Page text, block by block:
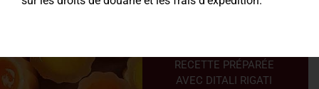
RECETTE PRÉPARÉE
AVEC DITALI RIGATI